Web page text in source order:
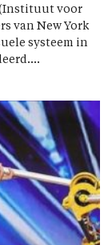
(Instituut voor
van New York
systeem in